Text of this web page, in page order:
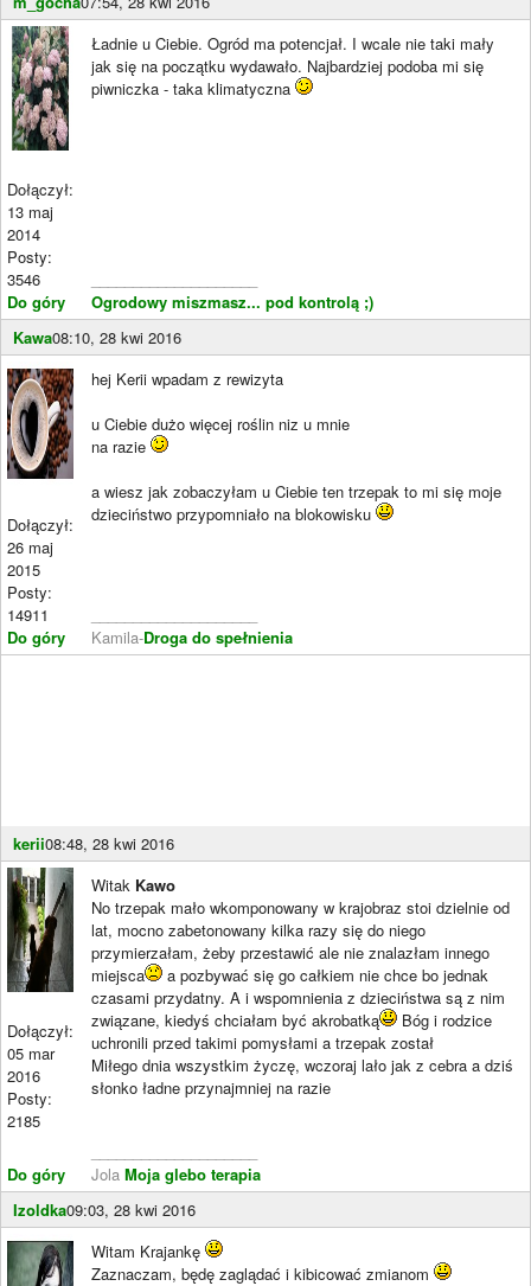
Dołączył:
13 maj
2014
Posty:
3546
Do góry
Ładnie u Ciebie. Ogród ma potencjał. I wcale nie taki mały
jak się na początku wydawało. Najbardziej podoba mi się
piwniczka - taka klimatyczna
Ogrodowy miszmasz... pod kontrolą ;)
Kawa08:10, 28 kwi 2016
Dołączył:
26 maj
2015
Posty:
14911
Do góry
hej Kerii wpadam z rewizyta
u Ciebie dużo więcej roślin niz u mnie
na razie
a wiesz jak zobaczyłam u Ciebie ten trzepak to mi się moje
dzieciństwo przypomniało na blokowisku
Kamila-Droga do spełnienia
kerii08:48, 28 kwi 2016
Dołączył:
05 mar
2016
Posty:
2185
Do góry
Witak Kawo
No trzepak mało wkomponowany w krajobraz stoi dzielnie od
lat, mocno zabetonowany kilka razy się do niego
przymierzałam, żeby przestawić ale nie znalazłam innego
miejsca
a pozbywać się go całkiem nie chce bo jednak
czasami przydatny. A i wspomnienia z dzieciństwa są z nim
związane, kiedyś chciałam być akrobatką
Bóg i rodzice
uchronili przed takimi pomysłami a trzepak został
Miłego dnia wszystkim życzę, wczoraj lało jak z cebra a dziś
słonko ładne przynajmniej na razie
Jola Moja glebo terapia
Izoldka09:03, 28 kwi 2016
Witam Krajankę
Zaznaczam, będę zaglądać i kibicować zmianom